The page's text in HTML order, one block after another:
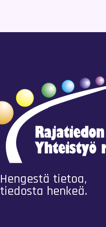
Hengestä tietoa,
tiedosta henkeä.